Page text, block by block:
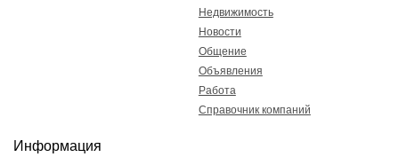
Недвижимость
Новости
Общение
Объявления
Работа
Справочник компаний
Информация